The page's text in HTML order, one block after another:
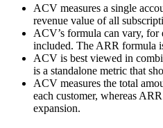
ACV measures a single
revenue value of all
ACV’s formula can vary, for
included. The ARR formula
ACV is best viewed in
is a standalone metric that
ACV measures the total
each customer, whereas
expansion.